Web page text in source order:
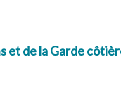
et de la Garde